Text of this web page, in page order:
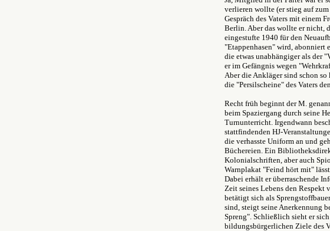
verlieren wollte (er stieg auf
Gespräch des Vaters mit einem
Berlin. Aber das wollte er nicht,
eingestufte 1940 für den
"Etappenhasen" wird, abonniert
die etwas unabhängiger als der
er im Gefängnis wegen
Aber die Ankläger sind schon so
die "Persilscheine" des Vaters
Recht früh beginnt der M.
beim Spaziergang durch seine
Turnunterricht. Irgendwann
stattfindenden HJ-
die verhasste Uniform an und
Büchereien. Ein
Kolonialschriften, aber auch
Warnplakat "Feind hört mit"
Dabei erhält er überraschende
Zeit seines Lebens den Respekt
betätigt sich als
sind, steigt seine Anerkennung
Spreng". Schließlich sieht er
bildungsbürgerlichen Ziele des